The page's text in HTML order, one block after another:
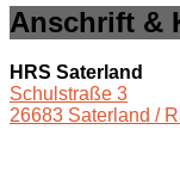
Anschrift &
HRS Saterland
Schulstraße 3
26683 Saterland /